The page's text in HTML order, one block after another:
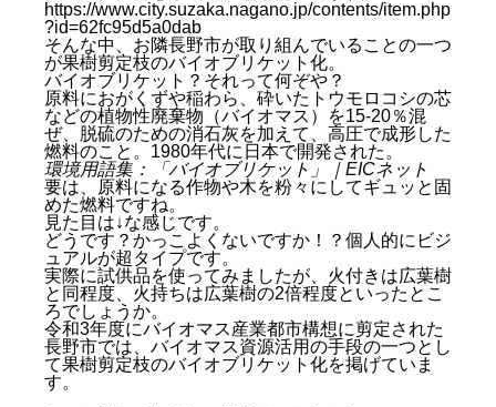
https://www.city.suzaka.nagano.jp/contents/item.php
?id=62fc95d5a0dab
そんな中、お隣長野市が取り組んでいることの一つ
が果樹剪定枝のバイオブリケット化。
バイオブリケット？それって何ぞや？
原料におがくずや稲わら、砕いたトウモロコシの芯
などの植物性廃棄物（バイオマス）を15-20％混
ぜ、脱硫のための消石灰を加えて、高圧で成形した
燃料のこと。1980年代に日本で開発された。
環境用語集：「バイオブリケット」｜EICネット
要は、原料になる作物や木を粉々にしてギュッと固
めた燃料ですね。
見た目は↓な感じです。
どうです？かっこよくないですか！？個人的にビジ
ュアルが超タイプです。
実際に試供品を使ってみましたが、火付きは広葉樹
と同程度、火持ちは広葉樹の2倍程度といったとこ
ろでしょうか。
令和3年度にバイオマス産業都市構想に剪定された
長野市では、バイオマス資源活用の手段の一つとし
て果樹剪定枝のバイオブリケット化を掲げていま
す。